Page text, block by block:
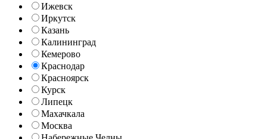
Ижевск
Иркутск
Казань
Калининград
Кемерово
Краснодар
Красноярск
Курск
Липецк
Махачкала
Москва